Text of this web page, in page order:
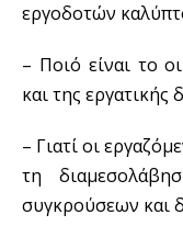
εργοδοτών
– Ποιό είναι το
και της εργατικής
– Γιατί οι
τη
συγκρούσεων και